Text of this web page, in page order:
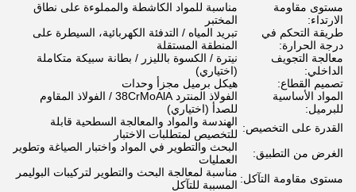
مستوى مقاومة
الارتداء:
مناسبة للمواد الكاشطة والمملوءة على نطاق
المختبر
طريقة التحكم في
درجة الحرارة:
تبريد المياه / التدفئة الكهربائية، السيطرة على
المنطقة المستقلة
معالجة التجويف
الداخلي:
نيترة / الكسوة بالليزر / بطانة سبيكة متكاملة
(اختياري)
تصميم القطاع:
هيكل برميل مجزأ وحدات
المواد الأساسية
للبرميل:
الفولاذ المنترد 38CrMoAlA / الفولاذ المقاوم
للصدأ (اختياري)
القدرة على التخصيص: الهندسة والمواد والمعالجة السطحية قابلة
للتخصيص لمتطلبات الاختبار
الغرض من التطبيق:
البحث والتطوير في المواد واختبار الصياغة وتطوير
العمليات
مستوى مقاومة التآكل: مناسبة لمعالجة البحث والتطوير لتركيبات البوليمر
المسببة للتآكل